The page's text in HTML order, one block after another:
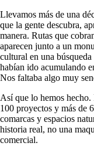
Llevamos más de una
que la gente descubra,
manera. Rutas que
aparecen junto a un
cultural en una
habían ido acumulando
Nos faltaba algo muy
Así que lo hemos hecho.
100 proyectos y más de
comarcas y espacios
historia real, no una
comercial.